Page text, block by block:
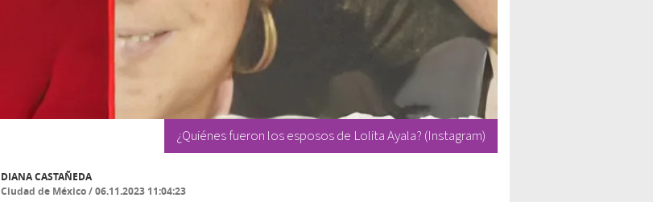
¿Quiénes fueron los esposos de Lolita Ayala? (Instagram)
DIANA CASTAÑEDA
Ciudad de México/06.11.2023 11:04:23